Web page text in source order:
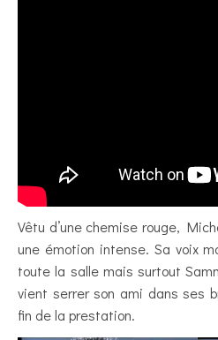
Vêtu d’une chemise rouge,
une émotion intense. Sa voix
toute la salle mais surtout
vient serrer son ami dans ses
fin de la prestation.